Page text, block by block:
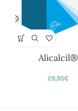
Alicalcil®
29,95€